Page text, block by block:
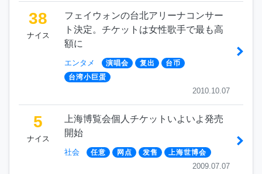
38
ナイス
フェイウォンの台北アリーナコンサー
ト決定。チケットは女性歌手で最も高
額に
エンタメ 演唱会 复出
台币
台湾小巨蛋
2010.10.07
5
ナイス
上海博覧会個人チケットいよいよ発売
開始
社会 任意 网点 发售 上海世博会
2009.07.07